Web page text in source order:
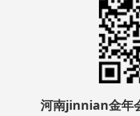
河南jinnian金年